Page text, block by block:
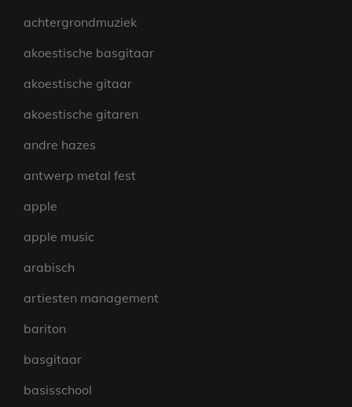
achtergrondmuziek
akoestische basgitaar
akoestische gitaar
akoestische gitaren
andre hazes
antwerp metal fest
apple
apple music
arabisch
artiesten management
bariton
basgitaar
basisschool